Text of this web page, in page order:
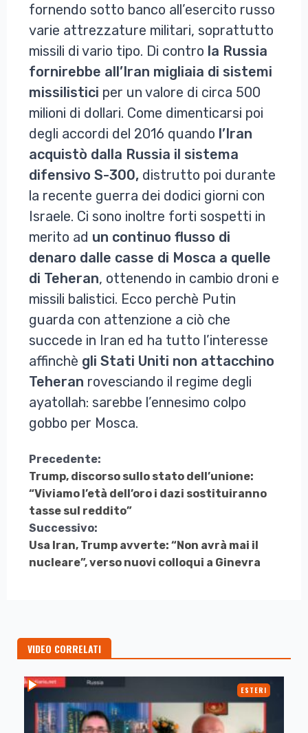
fornendo sotto banco all’esercito russo
varie attrezzature militari, soprattutto
missili di vario tipo. Di contro la Russia
fornirebbe all’Iran migliaia di sistemi
missilistici per un valore di circa 500
milioni di dollari. Come dimenticarsi poi
degli accordi del 2016 quando l’Iran
acquistò dalla Russia il sistema
difensivo S-300, distrutto poi durante
la recente guerra dei dodici giorni con
Israele. Ci sono inoltre forti sospetti in
merito ad un continuo flusso di
denaro dalle casse di Mosca a quelle
di Teheran, ottenendo in cambio droni e
missili balistici. Ecco perchè Putin
guarda con attenzione a ciò che
succede in Iran ed ha tutto l’interesse
affinchè gli Stati Uniti non attacchino
Teheran rovesciando il regime degli
ayatollah: sarebbe l’ennesimo colpo
gobbo per Mosca.
Continua
a
Leggere
Precedente:
Trump, discorso sullo stato dell’unione:
“Viviamo l’età dell’oro i dazi sostituiranno
tasse sul reddito”
Successivo:
Usa Iran, Trump avverte: “Non avrà mai il
nucleare”, verso nuovi colloqui a Ginevra
VIDEO CORRELATI
ESTERI